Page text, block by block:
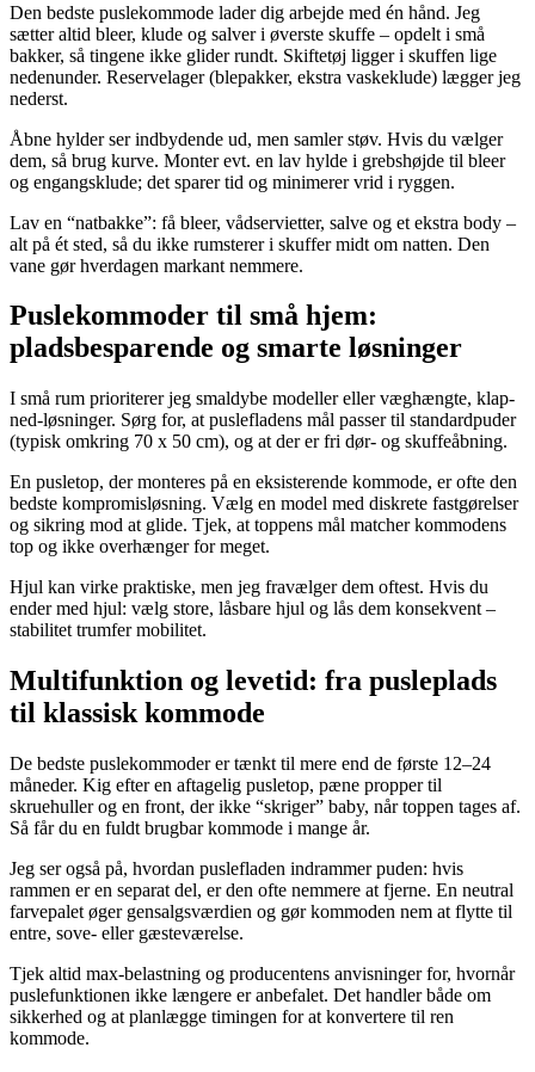
Den bedste puslekommode lader dig arbejde med én hånd. Jeg
sætter altid bleer, klude og salver i øverste skuffe – opdelt i små
bakker, så tingene ikke glider rundt. Skiftetøj ligger i skuffen lige
nedenunder. Reservelager (blepakker, ekstra vaskeklude) lægger jeg
nederst.
Åbne hylder ser indbydende ud, men samler støv. Hvis du vælger
dem, så brug kurve. Monter evt. en lav hylde i grebshøjde til bleer
og engangsklude; det sparer tid og minimerer vrid i ryggen.
Lav en “natbakke”: få bleer, vådservietter, salve og et ekstra body –
alt på ét sted, så du ikke rumsterer i skuffer midt om natten. Den
vane gør hverdagen markant nemmere.
Puslekommoder til små hjem:
pladsbesparende og smarte løsninger
I små rum prioriterer jeg smaldybe modeller eller væghængte, klap-
ned-løsninger. Sørg for, at puslefladens mål passer til standardpuder
(typisk omkring 70 x 50 cm), og at der er fri dør- og skuffeåbning.
En pusletop, der monteres på en eksisterende kommode, er ofte den
bedste kompromisløsning. Vælg en model med diskrete fastgørelser
og sikring mod at glide. Tjek, at toppens mål matcher kommodens
top og ikke overhænger for meget.
Hjul kan virke praktiske, men jeg fravælger dem oftest. Hvis du
ender med hjul: vælg store, låsbare hjul og lås dem konsekvent –
stabilitet trumfer mobilitet.
Multifunktion og levetid: fra pusleplads
til klassisk kommode
De bedste puslekommoder er tænkt til mere end de første 12–24
måneder. Kig efter en aftagelig pusletop, pæne propper til
skruehuller og en front, der ikke “skriger” baby, når toppen tages af.
Så får du en fuldt brugbar kommode i mange år.
Jeg ser også på, hvordan puslefladen indrammer puden: hvis
rammen er en separat del, er den ofte nemmere at fjerne. En neutral
farvepalet øger gensalgsværdien og gør kommoden nem at flytte til
entre, sove- eller gæsteværelse.
Tjek altid max-belastning og producentens anvisninger for, hvornår
puslefunktionen ikke længere er anbefalet. Det handler både om
sikkerhed og at planlægge timingen for at konvertere til ren
kommode.